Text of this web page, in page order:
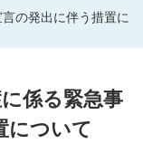
の発出に伴う措置に
係る緊急事
について